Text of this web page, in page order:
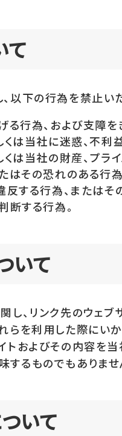
て
以下の行為を禁止いた
る行為、および支障を
は当社に迷惑、不利
くは当社の財産、プ
はその恐れのある行為
する行為、またはそ
断する行為。
いて
し、リンク先のウェ
らを利用した際にい
トおよびその内容を
るものでもありませ
いて